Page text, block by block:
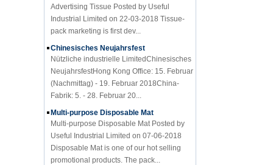
Industrial Limited on 22-03-2018 Tissue-
pack marketing is first dev...
Chinesisches Neujahrsfest
Nützliche industrielle LimitedChinesisches
NeujahrsfestHong Kong Office: 15. Februar
(Nachmittag) - 19. Februar 2018China-
Fabrik: 5. - 28. Februar 20...
Multi-purpose Disposable Mat
Multi-purpose Disposable Mat Posted by
Useful Industrial Limited on 07-06-2018
Disposable Mat is one of our hot selling
promotional products. The pack...